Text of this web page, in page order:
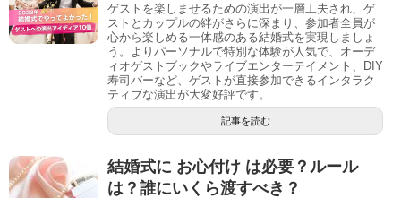
ゲストを楽しませるための演出が一層工夫され、ゲ
ストとカップルの絆がさらに深まり、参加者全員が
心から楽しめる一体感のある結婚式を実現しましょ
う。よりパーソナルで特別な体験が人気で、オーデ
ィオゲストブックやライブエンターテイメント、DIY
寿司バーなど、ゲストが直接参加できるインタラク
ティブな演出が大変好評です。
記事を読む
結婚式に お心付け は必要？ルール
は？誰にいくら渡すべき？